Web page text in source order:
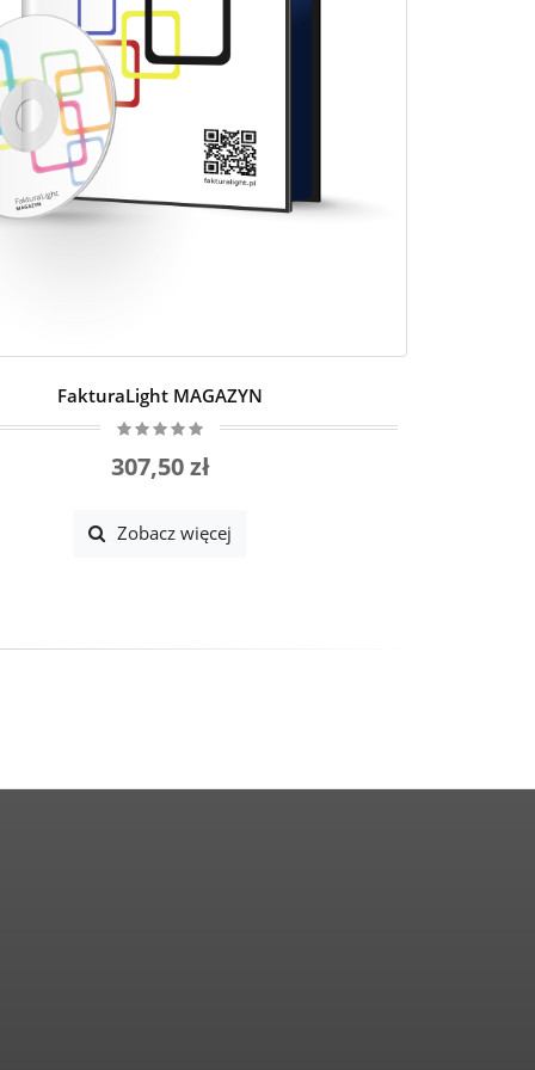
FakturaLight MAGAZYN
307,50 zł
Zobacz więcej